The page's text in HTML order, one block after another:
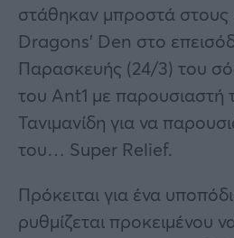
στάθηκαν μπροστά στους
Dragons’ Den στο
Παρασκευής (24/3) του
του Ant1 με παρουσιαστή
Τανιμανίδη για να
του… Super Relief.
Πρόκειται για ένα
ρυθμίζεται προκειμένου